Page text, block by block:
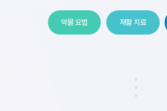
약물 요법 재활 치료